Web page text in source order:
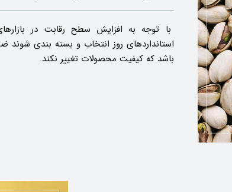
با توجه به افزایش سطح رقابت در
استانداردهای روز انتخاب و بسته بندی شوند
باشد که کیفیت محصولات تغییر نکند.